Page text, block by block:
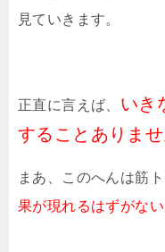
見ていきます。
正直に言えば、 いき
することありませ
まあ、このへんは筋
果が現れるはずがない